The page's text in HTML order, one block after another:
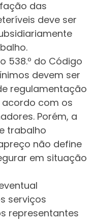
das
deve ser
538.º do Código
devem ser
regulamentação
com os
Porém, a
trabalho
não define
em situação
serviços
representantes